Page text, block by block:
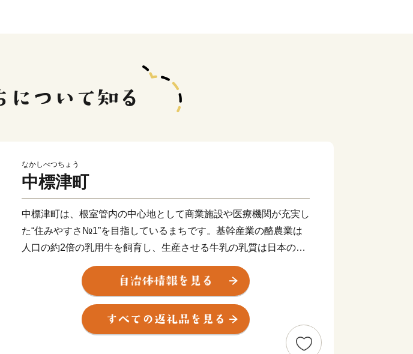
なかしべつちょう
中標津町
中標津町は、根室管内の中心地として商業施設や医療機関が充実し
た“住みやすさ№1”を目指しているまちです。基幹産業の酪農業は
人口の約2倍の乳用牛を飼育し、生産させる牛乳の乳質は日本のト
ップクラス！ゴーダチーズなどの様々な乳製品に加工されていま
また、市街地から車で5分の日本最東端の「中標津空港」は、周囲
を知床世界遺産、阿寒湖、屈斜路湖、摩周湖などの観光地に囲まれ
た道東の空の玄関として、観光やビジネスの拠点として利用されて